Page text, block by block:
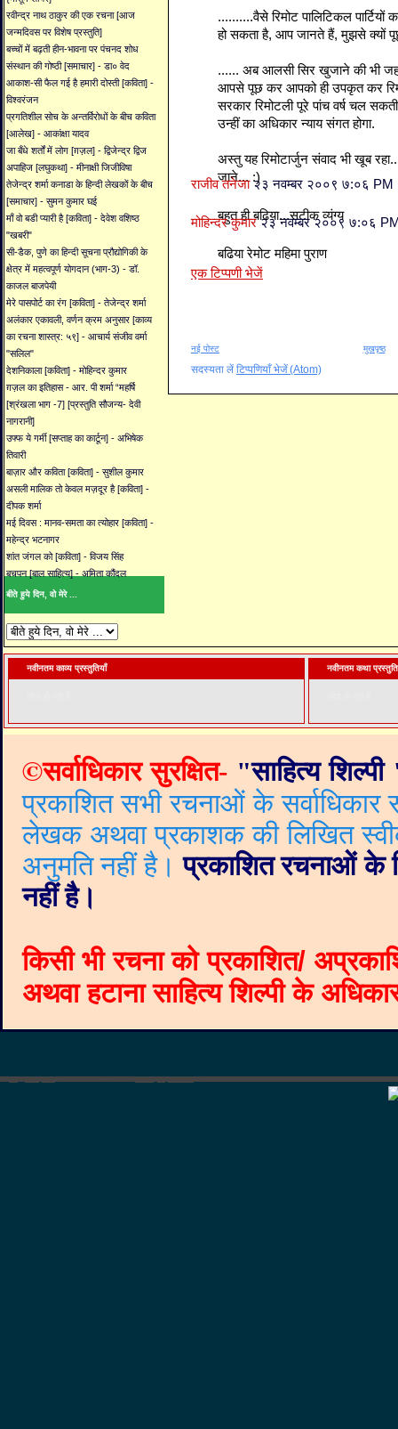
रवीन्द्र नाथ ठाकुर की एक रचना [आज
जन्मदिवस पर विशेष प्रस्तुति]
बच्चों में बढ़ती हीन-भावना पर पंचनद शोध
संस्थान की गोष्ठी [समाचार] - डा० वेद
आकाश-सी फैल गई है हमारी दोस्ती [कविता] -
विश्वरंजन
प्रगतिशील सोच के अन्तर्विरोधों के बीच कविता
[आलेख] - आकांक्षा यादव
जा बँधे शर्तों में लोग [ग़ज़ल] - द्विजेन्द्र द्विज
अपाहिज [लघुकथा] - मीनाक्षी जिजीविषा
तेजेन्द्र शर्मा कनाडा के हिन्दी लेखकों के बीच
[समाचार] - सुमन कुमार घई
माँ वो बडी प्यारी है [कविता] - देवेश वशिष्ठ
"खबरी"
सी-डैक, पुणे का हिन्दी सूचना प्रौद्योगिकी के
क्षेत्र में महत्वपूर्ण योगदान (भाग-3) - डॉ.
काजल बाजपेयी
मेरे पासपोर्ट का रंग [कविता] - तेजेन्द्र शर्मा
अलंकार एकावली, वर्णन क्रम अनुसार [काव्य
का रचना शास्त्र: ५९] - आचार्य संजीव वर्मा
"सलिल"
देशनिकाला [कविता] - मोहिन्दर कुमार
ग़ज़ल का इतिहास - आर. पी शर्मा “महर्षि
[श्रंखला भाग -7] [प्रस्तुति सौजन्य- देवी
नागरानी]
उफ्फ ये गर्मी [सप्ताह का कार्टून] - अभिषेक
तिवारी
बाज़ार और कविता [कविता] - सुशील कुमार
असली मालिक तो केवल मज़दूर है [कविता] -
दीपक शर्मा
मई दिवस : मानव-समता का त्योहार [कविता] -
महेन्द्र भटनागर
शांत जंगल को [कविता] - विजय सिंह
बचपन [बाल साहित्य] - अमिता कौंदल
बीते हुये दिन, वो मेरे ...
..........वैसे रिमोट पालिटिकल पार्टियों
हो सकता है, आप जानते हैं, मुझसे क्यों
...... अब आलसी सिर खुजाने की भी
आपसे पूछ कर आपको ही उपकृत कर
सरकार रिमोटली पूरे पांच वर्ष चल
उन्हीं का अधिकार न्याय संगत होगा.
अस्तु यह रिमोटार्जुन संवाद भी खूब
जाने... :)
राजीव तनेजा २३ नवम्बर २००९ ७:०६ PM
बहुत ही बढिया...सटीक व्यंग्य
मोहिन्दर कुमार २३ नवम्बर २००९ ७:०६
बढिया रेमोट महिमा पुराण
एक टिप्पणी भेजें
नई पोस्ट मुखपृष्ठ
सदस्यता लें टिप्पणियाँ भेजें (Atom)
नवीनतम काव्य प्रस्तुतियाँ नवीनतम कथा
©सर्वाधिकार सुरक्षित- "साहित्य शिल्पी
प्रकाशित सभी रचनाओं के
लेखक अथवा प्रकाशक की लिखित
अनुमति नहीं है। प्रकाशित रचनाओं के
नहीं है।
किसी भी रचना को प्रकाशित/
अथवा हटाना साहित्य शिल्पी के